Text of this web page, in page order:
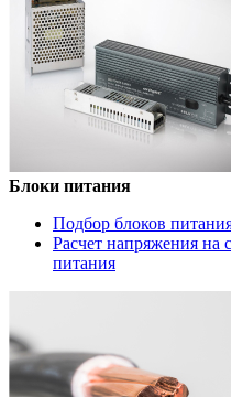
Блоки питания
Подбор блоков
Расчет напряжения на
питания